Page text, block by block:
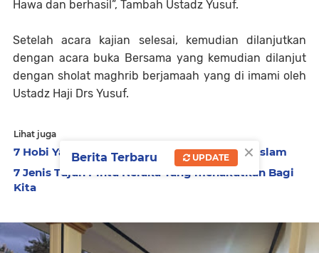
Hawa dan berhasil”, Tambah Ustadz Yusuf.
Setelah acara kajian selesai, kemudian dilanjutkan
dengan acara buka Bersama yang kemudian dilanjut
dengan sholat maghrib berjamaah yang di imami oleh
Ustadz Haji Drs Yusuf.
Lihat juga
7 Hobi Yang di Larang dalam Ajaran Agama Islam
7 Jenis Tujuh Pintu Neraka Yang menakutkan Bagi
Kita
×
Berita Terbaru UPDATE